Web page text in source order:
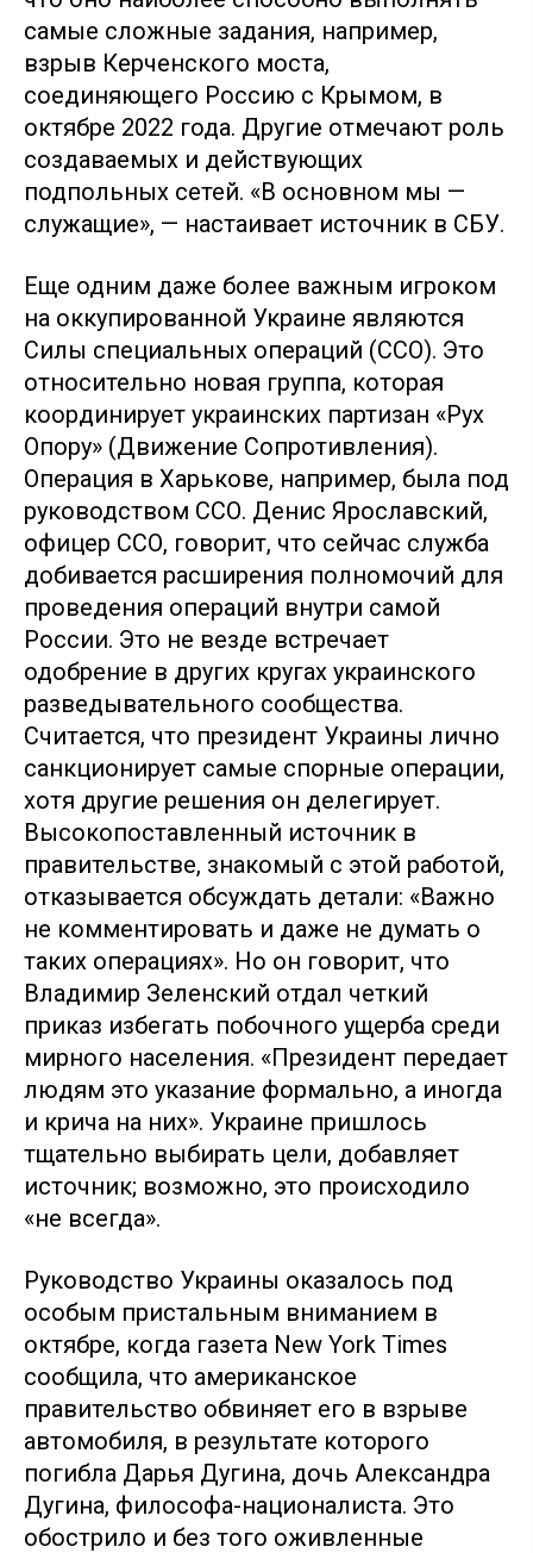
самые сложные задания, например,
взрыв Керченского моста,
соединяющего Россию с Крымом, в
октябре 2022 года. Другие отмечают роль
создаваемых и действующих
подпольных сетей. «В основном мы —
служащие», — настаивает источник в СБУ.
Еще одним даже более важным игроком
на оккупированной Украине являются
Силы специальных операций (ССО). Это
относительно новая группа, которая
координирует украинских партизан «Рух
Опору» (Движение Сопротивления).
Операция в Харькове, например, была под
руководством ССО. Денис Ярославский,
офицер ССО, говорит, что сейчас служба
добивается расширения полномочий для
проведения операций внутри самой
России. Это не везде встречает
одобрение в других кругах украинского
разведывательного сообщества.
Считается, что президент Украины лично
санкционирует самые спорные операции,
хотя другие решения он делегирует.
Высокопоставленный источник в
правительстве, знакомый с этой работой,
отказывается обсуждать детали: «Важно
не комментировать и даже не думать о
таких операциях». Но он говорит, что
Владимир Зеленский отдал четкий
приказ избегать побочного ущерба среди
мирного населения. «Президент передает
людям это указание формально, а иногда
и крича на них». Украине пришлось
тщательно выбирать цели, добавляет
источник; возможно, это происходило
«не всегда».
Руководство Украины оказалось под
особым пристальным вниманием в
октябре, когда газета New York Times
сообщила, что американское
правительство обвиняет его в взрыве
автомобиля, в результате которого
погибла Дарья Дугина, дочь Александра
Дугина, философа-националиста. Это
обострило и без того оживленные